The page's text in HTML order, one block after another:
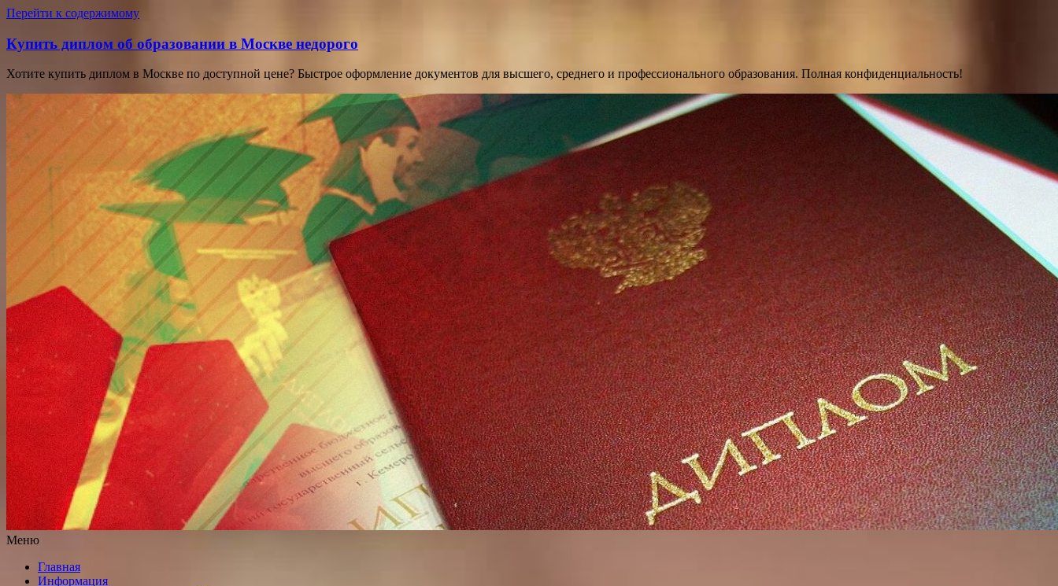
Перейти к содержимому
Купить диплом об образовании в Москве недорого
Хотите купить диплом в Москве по доступной цене? Быстрое оформление документов для высшего, среднего и профессионального образования. Полная конфиденциальность!
Меню
Главная
Информация